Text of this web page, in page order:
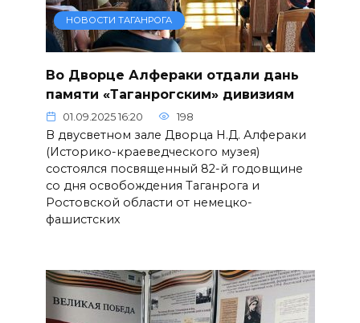
НОВОСТИ ТАГАНРОГА
Во Дворце Алфераки отдали дань
памяти «Таганрогским» дивизиям
01.09.2025 16:20 198
В двусветном зале Дворца Н.Д. Алфераки
(Историко-краеведческого музея)
состоялся посвященный 82-й годовщине
со дня освобождения Таганрога и
Ростовской области от немецко-
фашистских